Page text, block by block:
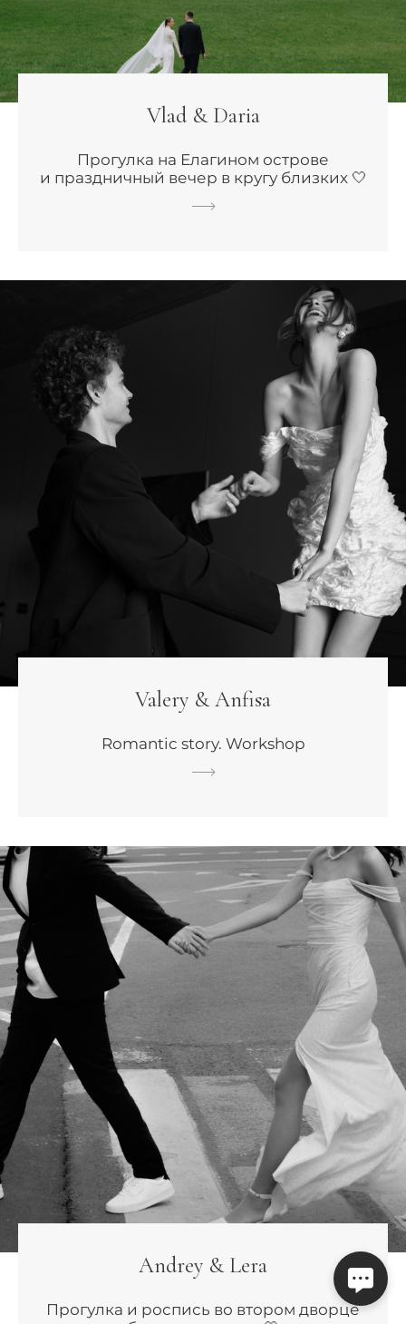
Vlad & Daria
Прогулка на Елагином острове
и праздничный вечер в кругу близких 🤍
Valery & Anfisa
Romantic story. Workshop
Andrey & Lera
Прогулка и роспись во втором дворце